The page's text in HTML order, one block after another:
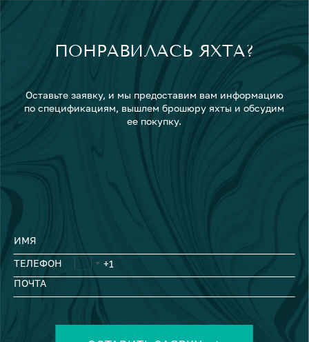
ПОНРАВИЛАСЬ ЯХТА?
Оставьте заявку, и мы предоставим вам информацию
по спецификациям, вышлем брошюру яхты и обсудим
ее покупку.
ИМЯ
ТЕЛЕФОН
ПОЧТА